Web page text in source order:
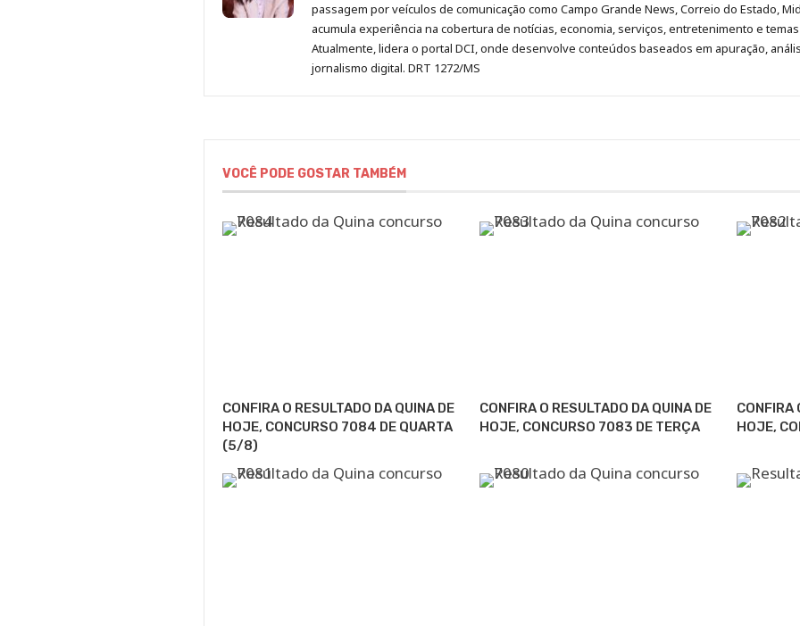
passagem por veículos de comunicação como Campo Grande News, Correio do Estado,
acumula experiência na cobertura de notícias, economia, serviços, entretenimento e
Atualmente, lidera o portal DCI, onde desenvolve conteúdos baseados em apuração,
jornalismo digital. DRT 1272/MS
VOCÊ PODE GOSTAR TAMBÉM
CONFIRA O RESULTADO DA QUINA DE
HOJE, CONCURSO 7084 DE QUARTA
(5/8)
CONFIRA O RESULTADO DA QUINA DE
HOJE, CONCURSO 7083 DE TERÇA
CONFIRA
HOJE,